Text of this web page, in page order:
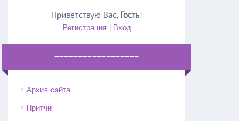
Приветствую Вас, Гость!
Регистрация| Вход
==================
Архив сайта
Притчи